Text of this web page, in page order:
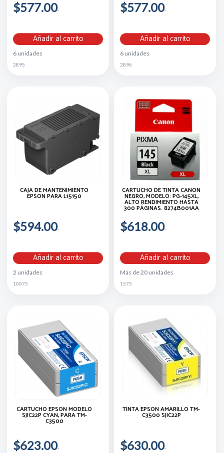
$577.00
Añadir al carrito
6 unidades
2895
$577.00
Añadir al carrito
6 unidades
2896
CAJA DE MANTENIMIENTO
EPSON PARA L15150
$594.00
Añadir al carrito
2 unidades
10075
CARTUCHO DE TINTA CANON
NEGRO, MODELO: PG-145XL,
ALTO RENDIMIENTO HASTA
300 PÁGINAS. 8274B001AA
$618.00
Añadir al carrito
Más de 20 unidades
1575
CARTUCHO EPSON MODELO
SJIC22P CYAN, PARA TM-
C3500
$623.00
TINTA EPSON AMARILLO TM-
C3500 SJIC22P
$630.00